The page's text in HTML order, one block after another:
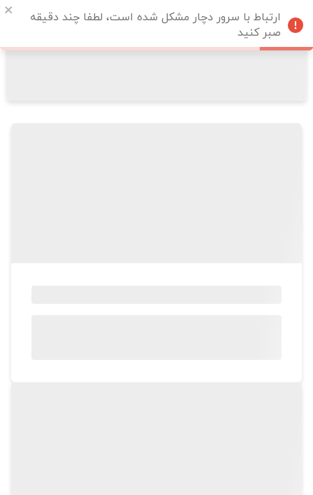
ارتباط با سرور دچار مشکل شده است، لطفا چند دقیقه
صبر کنید